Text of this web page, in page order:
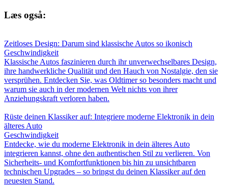
Læs også:
Zeitloses Design: Darum sind klassische Autos so ikonisch
Geschwindigkeit
Klassische Autos faszinieren durch ihr unverwechselbares Design,
ihre handwerkliche Qualität und den Hauch von Nostalgie, den sie
versprühen. Entdecken Sie, was Oldtimer so besonders macht und
warum sie auch in der modernen Welt nichts von ihrer
Anziehungskraft verloren haben.
Rüste deinen Klassiker auf: Integriere moderne Elektronik in dein
älteres Auto
Geschwindigkeit
Entdecke, wie du moderne Elektronik in dein älteres Auto
integrieren kannst, ohne den authentischen Stil zu verlieren. Von
Sicherheits- und Komfortfunktionen bis hin zu unsichtbaren
technischen Upgrades – so bringst du deinen Klassiker auf den
neuesten Stand.